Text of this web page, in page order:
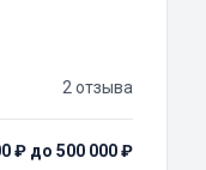
2 отзыва
₽ до 500 000 ₽